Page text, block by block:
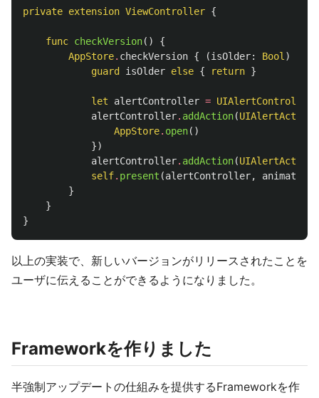
private extension ViewController {
func checkVersion()
{
AppStore. checkVersion { (isOlder: Bool )
guard
isOlder else { return }
let alertController = UIAlertController
alertController. addAction(UIAlertAction
AppStore. open()
})
alertController. addAction(UIAlertAction
self. present (alertController, animated
}
}
}
以上の実装で、新しいバージョンがリリースされたことを
ユーザに伝えることができるようになりました。
Frameworkを作りました
半強制アップデートの仕組みを提供するFrameworkを作